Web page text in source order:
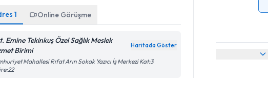
1 Online Görüşme
Emine Tekinkuş Özel Sağlık Meslek
Birimi
Haritada Göster
Mahallesi Rıfat Arın Sokak Yazıcı İş Merkezi Kat:3